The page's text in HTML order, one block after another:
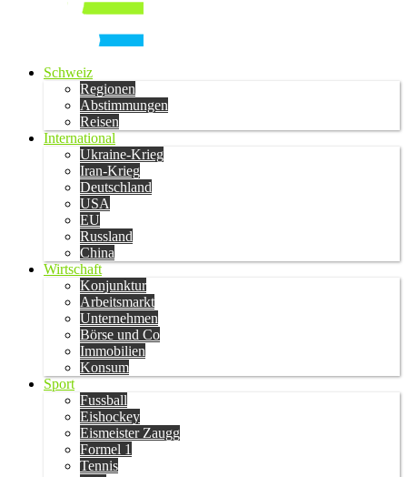
Schweiz
Regionen
Abstimmungen
Reisen
International
Ukraine-Krieg
Iran-Krieg
Deutschland
USA
EU
Russland
China
Wirtschaft
Konjunktur
Arbeitsmarkt
Unternehmen
Börse und Co
Immobilien
Konsum
Sport
Fussball
Eishockey
Eismeister Zaugg
Formel 1
Tennis